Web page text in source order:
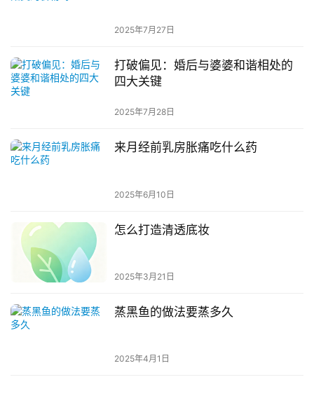
2025年7月27日
打破偏见：婚后与婆婆和谐相处的
四大关键
2025年7月28日
来月经前乳房胀痛吃什么药
2025年6月10日
怎么打造清透底妆
2025年3月21日
蒸黑鱼的做法要蒸多久
2025年4月1日